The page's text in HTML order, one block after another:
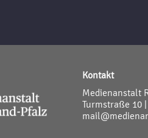
Kontakt
Medienanstalt
Turmstraße 10